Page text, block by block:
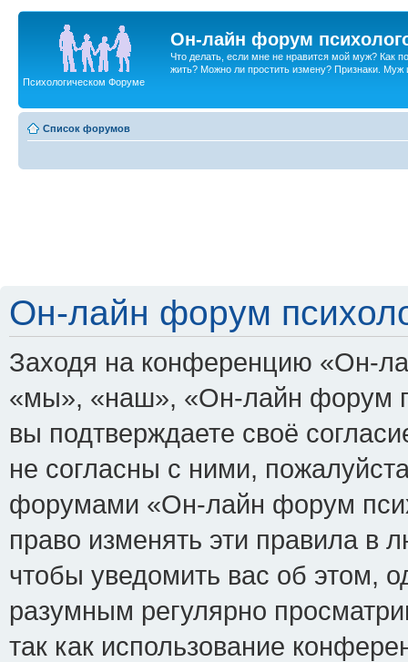
Он-лайн форум
Что делать, если мне не нравится мой муж? Как
жить? Можно ли простить измену? Признаки. Муж
Психологическом Форуме
Список форумов
Он-лайн форум
Заходя на конференцию «Он-
«мы», «наш», «Он-лайн форум
вы подтверждаете своё
не согласны с ними,
форумами «Он-лайн форум
право изменять эти правила в
чтобы уведомить вас об этом,
разумным регулярно
так как использование